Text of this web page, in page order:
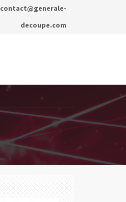
contact@generale-
decoupe.com